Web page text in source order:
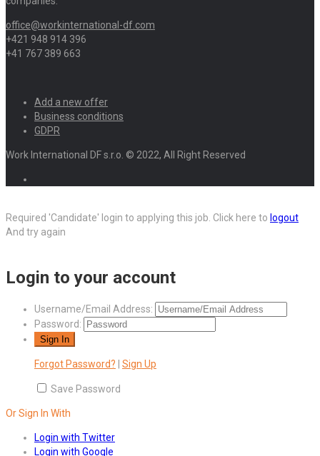
office@workinternational-df.com
+421 948 914 396
+41 767 389 663
Add a new offer
Business conditions
GDPR
Work International DF s.r.o. © 2022, All Right Reserved
Required 'Candidate' login to applying this job. Click here to logout
And try again
Login to your account
Username/Email Address:
Password:
Forgot Password? Sign Up
Save Password
Or Sign In With
Login with Twitter
Login with Google